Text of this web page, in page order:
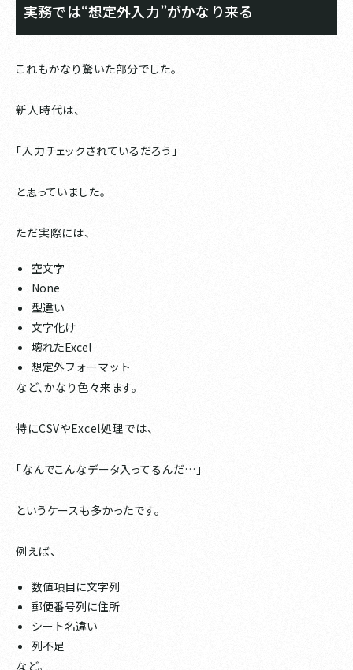
実務では“想定外入力”がかなり来る
これもかなり驚いた部分でした。
新人時代は、
「入力チェックされているだろう」
と思っていました。
ただ実際には、
空文字
None
型違い
文字化け
壊れたExcel
想定外フォーマット
など、かなり色々来ます。
特にCSVやExcel処理では、
「なんでこんなデータ入ってるんだ…」
というケースも多かったです。
例えば、
数値項目に文字列
郵便番号列に住所
シート名違い
列不足
など。